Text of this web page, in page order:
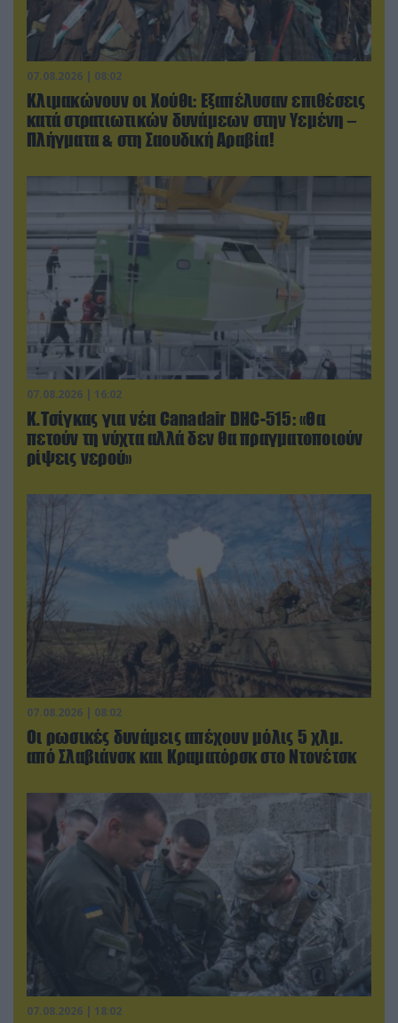
07.08.2026 | 08:02
Κλιμακώνουν οι Χούθι: Eξαπέλυσαν επιθέσεις
κατά στρατιωτικών δυνάμεων στην Υεμένη –
Πλήγματα & στη Σαουδική Αραβία!
07.08.2026 | 16:02
Κ.Τσίγκας για νέα Canadair DHC-515: «Θα
πετούν τη νύχτα αλλά δεν θα πραγματοποιούν
ρίψεις νερού»
07.08.2026 | 08:02
Οι ρωσικές δυνάμεις απέχουν μόλις 5 χλμ.
από Σλαβιάνσκ και Κραματόρσκ στο Ντονέτσκ
07.08.2026 | 18:02